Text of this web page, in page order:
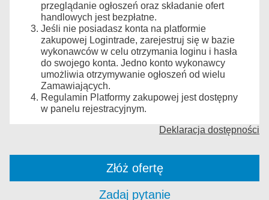
przeglądanie ogłoszeń oraz składanie ofert
handlowych jest bezpłatne.
Jeśli nie posiadasz konta na platformie
zakupowej Logintrade, zarejestruj się w bazie
wykonawców w celu otrzymania loginu i hasła
do swojego konta. Jedno konto wykonawcy
umożliwia otrzymywanie ogłoszeń od wielu
Zamawiających.
Regulamin Platformy zakupowej jest dostępny
w panelu rejestracyjnym.
Deklaracja dostępności
Złóż ofertę
Zadaj pytanie